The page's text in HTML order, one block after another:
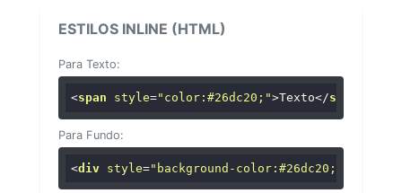
ESTILOS INLINE (HTML)
Para Texto:
<span style="color:#26dc20;">Texto</span
Para Fundo:
<div style="background-color:#26dc20;"